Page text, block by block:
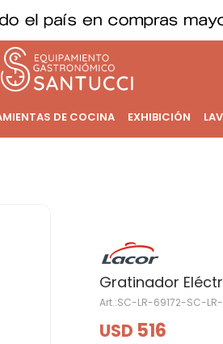
DE COCINA EXHIBICIÓN
Gratinador
SC-LR-69172-SC-
USD 516